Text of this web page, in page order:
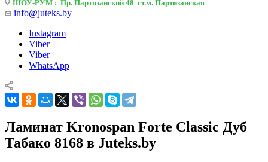
ШОУ-РУМ : Пр. Партизанский 48 ст.м. Партизанская
info@juteks.by
Instagram
Viber
Viber
WhatsApp
Ламинат Kronospan Forte Classic Дуб
Табако 8168 в Juteks.by